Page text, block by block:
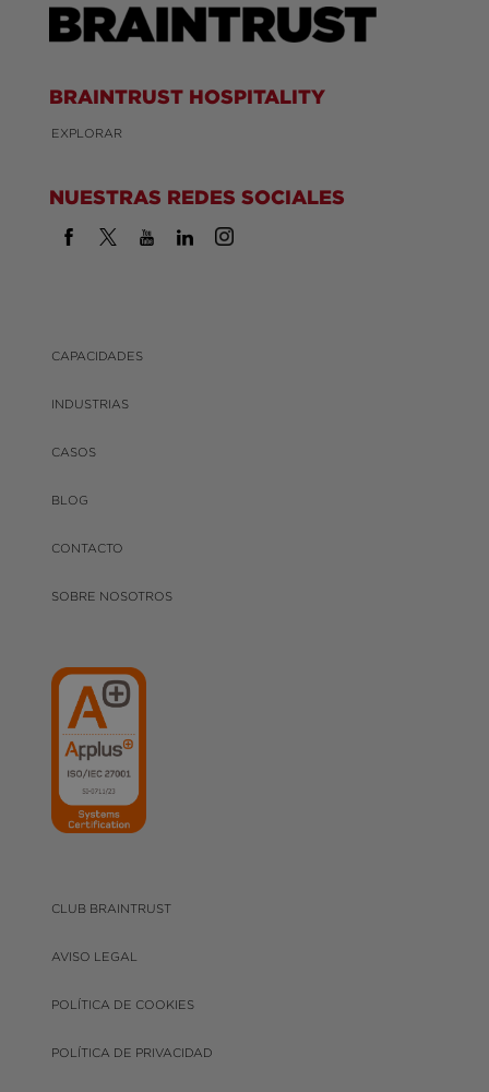
BRAINTRUST HOSPITALITY
EXPLORAR
NUESTRAS REDES SOCIALES
CAPACIDADES
INDUSTRIAS
CASOS
BLOG
CONTACTO
SOBRE NOSOTROS
CLUB BRAINTRUST
AVISO LEGAL
POLÍTICA DE COOKIES
POLÍTICA DE PRIVACIDAD